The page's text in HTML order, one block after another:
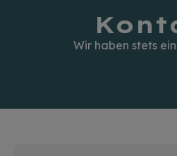
Wir haben stets